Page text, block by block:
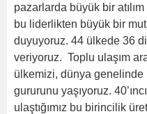
pazarlarda büyük bir
bu liderlikten büyük bir
duyuyoruz. 44 ülkede 36
veriyoruz. Toplu ulaşım
ülkemizi, dünya genelinde
gururunu yaşıyoruz.
ulaştığımız bu birincilik